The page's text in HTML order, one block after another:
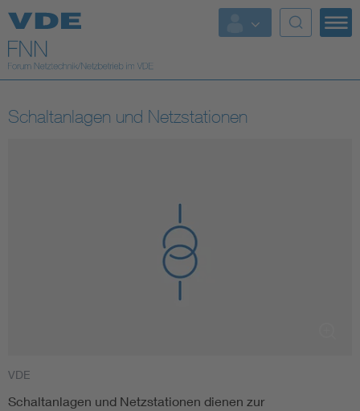
Top Themen
Fokusthemen
Energy
Schaltanlagen und Netzstationen
VDE
Schaltanlagen und Netzstationen dienen zur